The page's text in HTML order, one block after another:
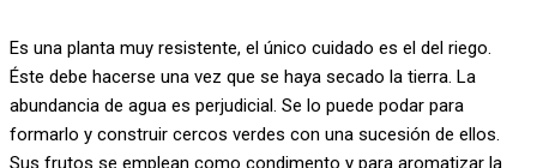
Es una planta muy resistente, el único cuidado es el del riego.
Éste debe hacerse una vez que se haya secado la tierra. La
abundancia de agua es perjudicial. Se lo puede podar para
formarlo y construir cercos verdes con una sucesión de ellos.
Sus frutos se emplean como condimento y para aromatizar la